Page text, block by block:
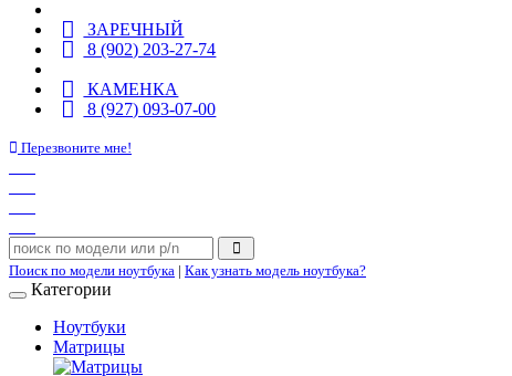
ЗАРЕЧНЫЙ
8 (902) 203-27-74
КАМЕНКА
8 (927) 093-07-00
Перезвоните мне!
Поиск по модели ноутбука | Как узнать модель ноутбука?
Категории
Ноутбуки
Матрицы